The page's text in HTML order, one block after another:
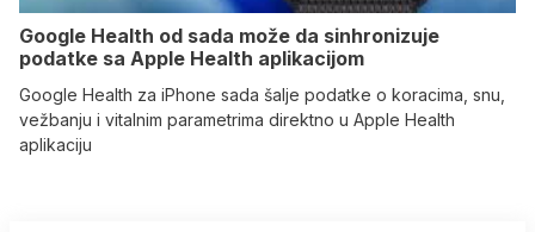
Google Health od sada može da sinhronizuje
podatke sa Apple Health aplikacijom
Google Health za iPhone sada šalje podatke o koracima, snu,
vežbanju i vitalnim parametrima direktno u Apple Health
aplikaciju